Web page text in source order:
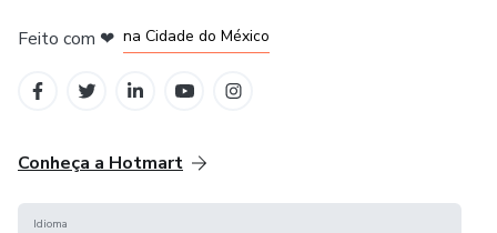
Feito com ❤ na Cidade do México
Conheça a Hotmart
Idioma